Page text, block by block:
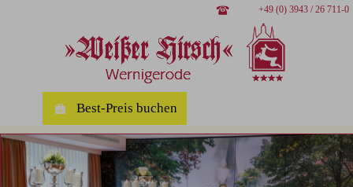
+49 (0) 3943 / 26 711-0
Best-Preis buchen